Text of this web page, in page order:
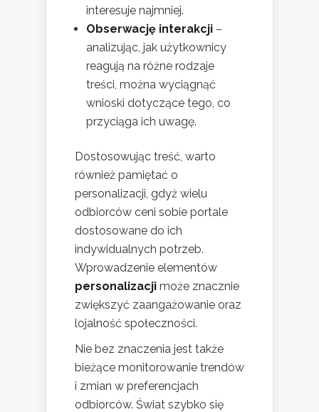
interesuje najmniej.
Obserwację interakcji –
analizując, jak użytkownicy
reagują na różne rodzaje
treści, można wyciągnąć
wnioski dotyczące tego, co
przyciąga ich uwagę.
Dostosowując treść, warto
również pamiętać o
personalizacji, gdyż wielu
odbiorców ceni sobie portale
dostosowane do ich
indywidualnych potrzeb.
Wprowadzenie elementów
personalizacji może znacznie
zwiększyć zaangażowanie oraz
lojalność społeczności.
Nie bez znaczenia jest także
bieżące monitorowanie trendów
i zmian w preferencjach
odbiorców. Świat szybko się